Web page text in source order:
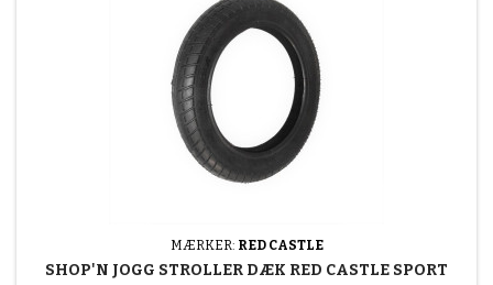
MÆRKER: RED CASTLE
SHOP'N JOGG STROLLER DÆK RED CASTLE SPORT